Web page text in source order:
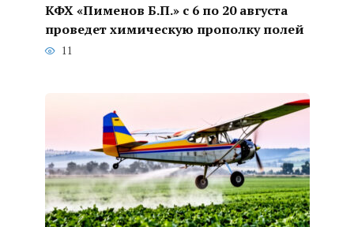
КФХ «Пименов Б.П.» с 6 по 20 августа
проведет химическую прополку полей
11